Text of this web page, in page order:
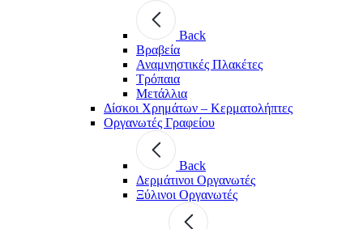
Back
Βραβεία
Αναμνηστικές Πλακέτες
Τρόπαια
Μετάλλια
Δίσκοι Χρημάτων – Κερματολήπτες
Οργανωτές Γραφείου
Back
Δερμάτινοι Οργανωτές
Ξύλινοι Οργανωτές